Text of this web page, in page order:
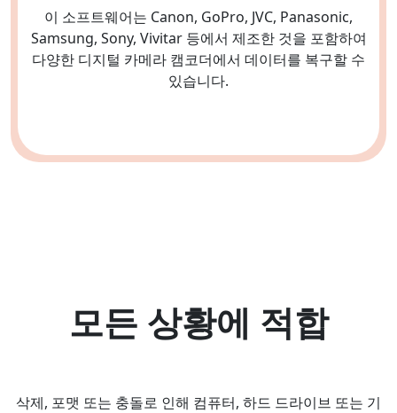
이 소프트웨어는 Canon, GoPro, JVC, Panasonic,
Samsung, Sony, Vivitar 등에서 제조한 것을 포함하여
다양한 디지털 카메라 캠코더에서 데이터를 복구할 수
있습니다.
모든 상황에 적합
삭제, 포맷 또는 충돌로 인해 컴퓨터, 하드 드라이브 또는 기